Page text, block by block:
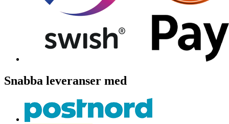
Snabba leveranser med